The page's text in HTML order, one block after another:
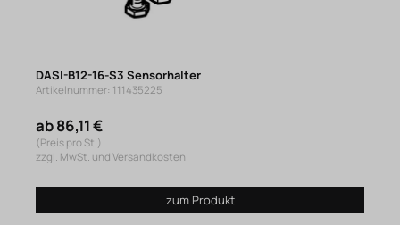
DASI-B12-16-S3 Sensorhalter
Artikelnummer: 111435225
ab 86,11 €
(Preis pro St.)
zzgl. MwSt. und Versandkosten
zum Produkt